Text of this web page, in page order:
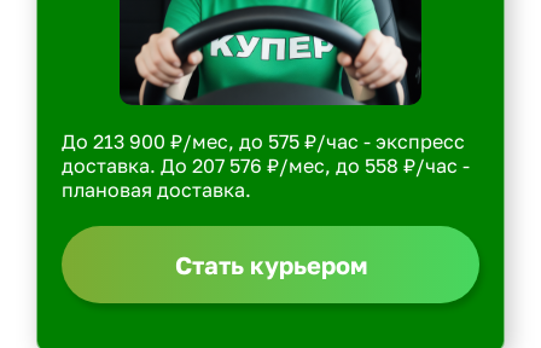
До 213 900 ₽/мес, до 575 ₽/час - экспресс
доставка. До 207 576 ₽/мес, до 558 ₽/час -
плановая доставка.
Стать курьером